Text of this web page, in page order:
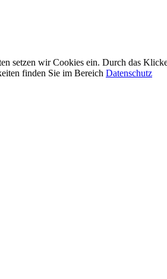
setzen wir Cookies ein. Durch das
finden Sie im Bereich Datenschutz